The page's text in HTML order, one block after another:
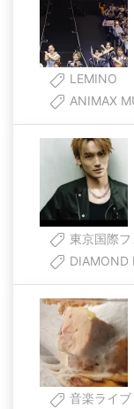
LEMINO
ANIMAX
東京国際フ
DIAMOND
音楽ライブ